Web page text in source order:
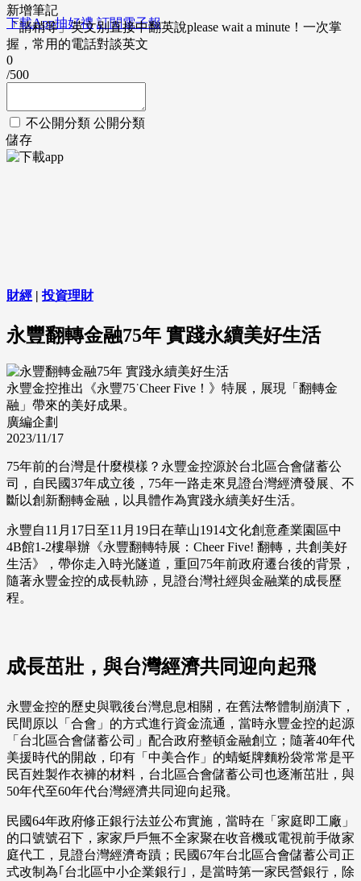
下載App抽好禮 訂閱電子報
新增筆記
「請稍等」英文別直接中翻英說please wait a minute！一次掌
握，常用的電話對談英文
0
/500
不公開分類 公開分類
儲存
財經 | 投資理財
永豐翻轉金融75年 實踐永續美好生活
永豐金控推出《永豐75˙Cheer Five！》特展，展現「翻轉金
融」帶來的美好成果。
廣編企劃
2023/11/17
75年前的台灣是什麼模樣？永豐金控源於台北區合會儲蓄公
司，自民國37年成立後，75年一路走來見證台灣經濟發展、不
斷以創新翻轉金融，以具體作為實踐永續美好生活。
永豐自11月17日至11月19日在華山1914文化創意產業園區中
4B館1-2樓舉辦《永豐翻轉特展：Cheer Five! 翻轉，共創美好
生活》，帶你走入時光隧道，重回75年前政府遷台後的背景，
隨著永豐金控的成長軌跡，見證台灣社經與金融業的成長歷
程。
成長茁壯，與台灣經濟共同迎向起飛
永豐金控的歷史與戰後台灣息息相關，在舊法幣體制崩潰下，
民間原以「合會」的方式進行資金流通，當時永豐金控的起源
「台北區合會儲蓄公司」配合政府整頓金融創立；隨著40年代
美援時代的開啟，印有「中美合作」的蜻蜓牌麵粉袋常常是平
民百姓製作衣褲的材料，台北區合會儲蓄公司也逐漸茁壯，與
50年代至60年代台灣經濟共同迎向起飛。
民國64年政府修正銀行法並公布實施，當時在「家庭即工廠」
的口號號召下，家家戶戶無不全家聚在收音機或電視前手做家
庭代工，見證台灣經濟奇蹟；民國67年台北區合會儲蓄公司正
式改制為｢台北區中小企業銀行｣，是當時第一家民營銀行，除